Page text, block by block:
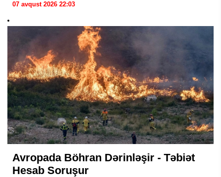
07 avqust 2026 22:03
Avropada Böhran Dərinləşir - Təbiət
Hesab Soruşur